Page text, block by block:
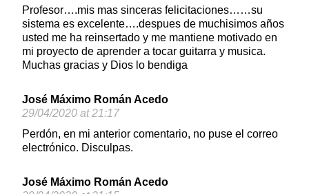
Profesor….mis mas sinceras felicitaciones……su
sistema es excelente….despues de muchisimos años
usted me ha reinsertado y me mantiene motivado en
mi proyecto de aprender a tocar guitarra y musica.
Muchas gracias y Dios lo bendiga
José Máximo Román Acedo
29/04/2020 at 21:17
Perdón, en mi anterior comentario, no puse el correo
electrónico. Disculpas.
José Máximo Román Acedo